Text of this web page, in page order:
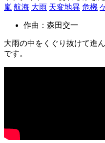
嵐 航海 大雨 天変地異 危機
作曲：森田交一
大雨の中をくぐり抜けて進
です。